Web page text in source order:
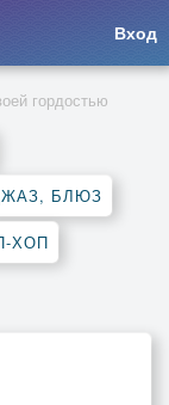
Вход
гордостью
БЛЮЗ
ХОП